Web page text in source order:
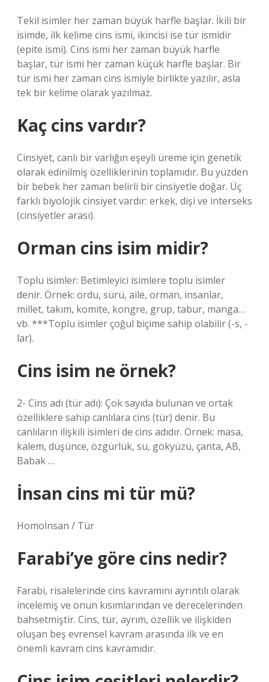
Tekil isimler her zaman büyük harfle başlar. İkili bir
isimde, ilk kelime cins ismi, ikincisi ise tür ismidir
(epite ismi). Cins ismi her zaman büyük harfle
başlar, tür ismi her zaman küçük harfle başlar. Bir
tür ismi her zaman cins ismiyle birlikte yazılır, asla
tek bir kelime olarak yazılmaz.
Kaç cins vardır?
Cinsiyet, canlı bir varlığın eşeyli üreme için genetik
olarak edinilmiş özelliklerinin toplamıdır. Bu yüzden
bir bebek her zaman belirli bir cinsiyetle doğar. Üç
farklı biyolojik cinsiyet vardır: erkek, dişi ve interseks
(cinsiyetler arası).
Orman cins isim midir?
Toplu isimler: Betimleyici isimlere toplu isimler
denir. Örnek: ordu, sürü, aile, orman, insanlar,
millet, takım, komite, kongre, grup, tabur, manga…
vb. ***Toplu isimler çoğul biçime sahip olabilir (-s, -
lar).
Cins isim ne örnek?
2- Cins adı (tür adı): Çok sayıda bulunan ve ortak
özelliklere sahip canlılara cins (tür) denir. Bu
canlıların ilişkili isimleri de cins adıdır. Örnek: masa,
kalem, düşünce, özgürlük, su, gökyüzü, çanta, AB,
Babak …
İnsan cins mi tür mü?
Homoİnsan / Tür
Farabi’ye göre cins nedir?
Farabi, risalelerinde cins kavramını ayrıntılı olarak
incelemiş ve onun kısımlarından ve derecelerinden
bahsetmiştir. Cins, tür, ayrım, özellik ve ilişkiden
oluşan beş evrensel kavram arasında ilk ve en
önemli kavram cins kavramıdır.